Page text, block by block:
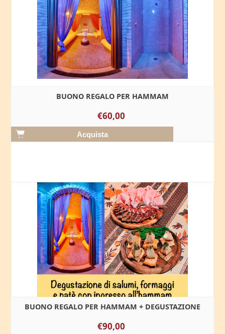
BUONO REGALO PER HAMMAM
€60,00
BUONO REGALO PER HAMMAM + DEGUSTAZIONE
€90,00